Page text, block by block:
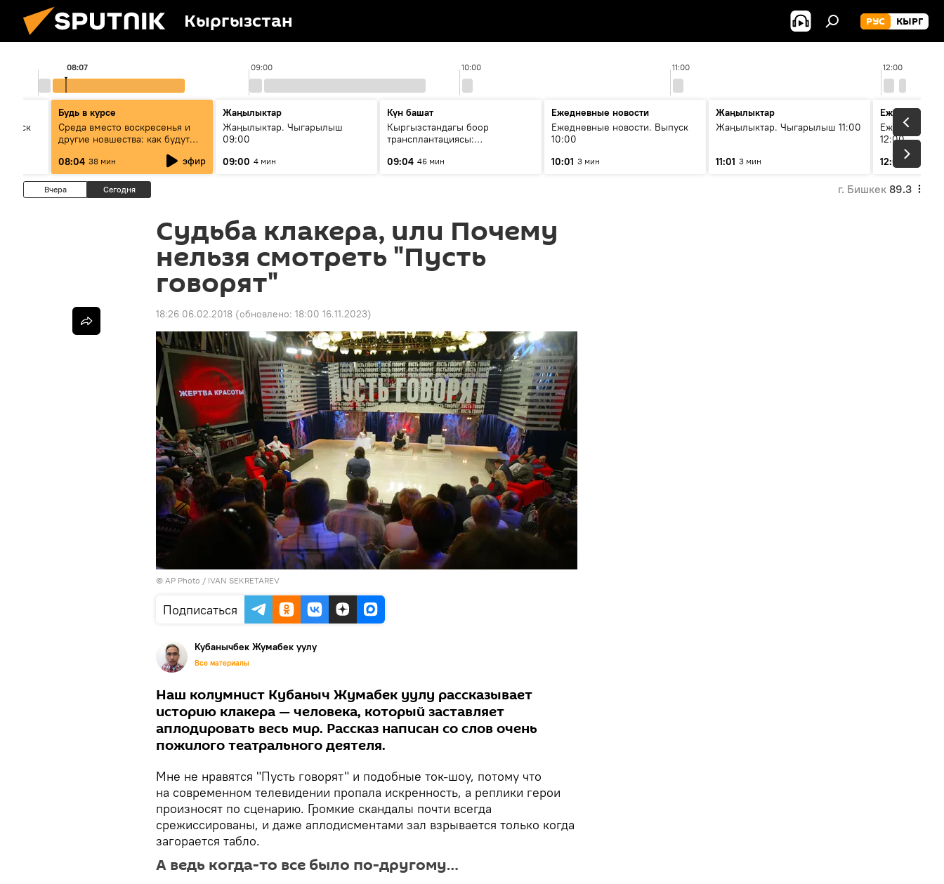
Кыргызстан РУС КЫРГ
09:00 10:00 11:00 12:00
08:07
Будь в курсе
Среда вместо воскресенья и
другие новшества: как будут
проходить выборы в КР?
08:04 38 мин эфир
Жаңылыктар
Жаңылыктар. Чыгарылыш
09:00
09:00 4 мин
Күн башат
Кыргызстандагы боор
трансплантациясы:
келечеги
09:04 46 мин
Ежедневные новости
Ежедневные новости. Выпуск
10:00
10:01 3 мин
Жаңылыктар
Жаңылыктар. Чыгарылыш 11:00
11:01 3 мин
Ежедневные
Ежедневные
12:00
12:01
3 мин
Вчера Сегодня г. Бишкек 89.3
Судьба клакера, или Почему
нельзя смотреть "Пусть
говорят"
18:26 06.02.2018 (обновлено: 18:00 16.11.2023)
© AP Photo / IVAN SEKRETAREV
Подписаться
Кубанычбек Жумабек уулу
Все материалы
Наш колумнист Кубаныч Жумабек уулу рассказывает
историю клакера — человека, который заставляет
аплодировать весь мир. Рассказ написан со слов очень
пожилого театрального деятеля.
Мне не нравятся "Пусть говорят" и подобные ток-шоу, потому что
на современном телевидении пропала искренность, а реплики герои
произносят по сценарию. Громкие скандалы почти всегда
срежиссированы, и даже аплодисментами зал взрывается только когда
загорается табло.
А ведь когда-то все было по-другому…